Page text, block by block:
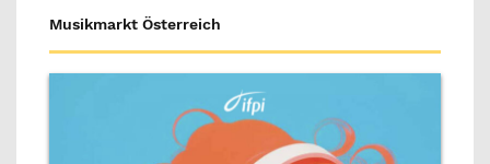
Musikmarkt Österreich